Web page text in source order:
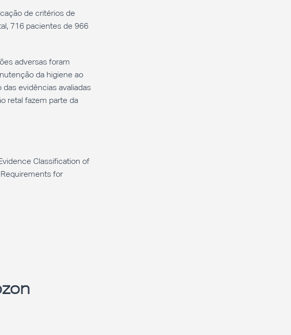
de critérios de
716 pacientes de 966
adversas foram
da higiene ao
evidências avaliadas
retal fazem parte da
Classification of
for